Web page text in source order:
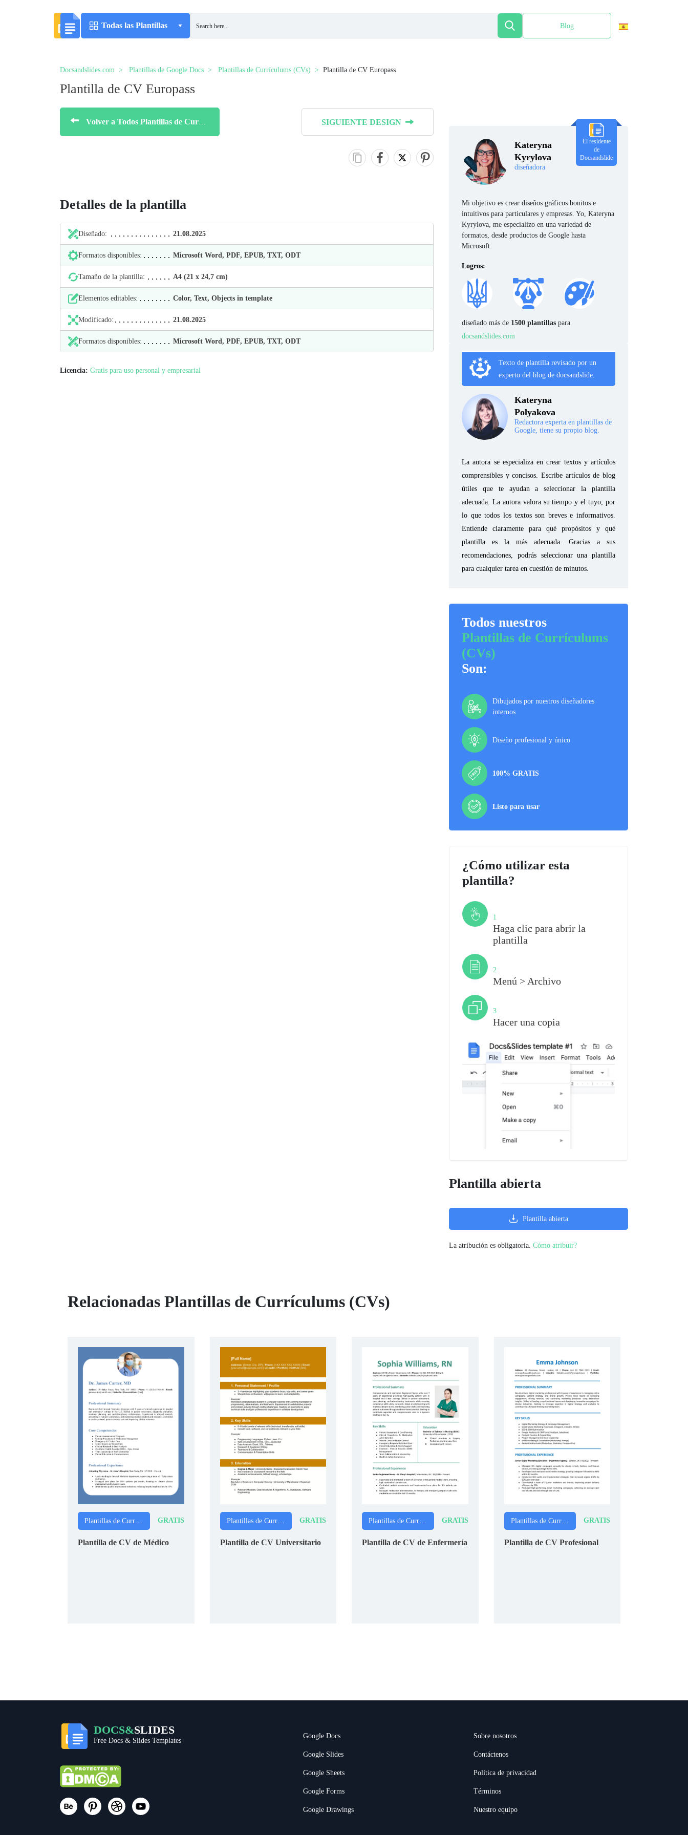
Todas las Plantillas Blog
Docsandslides.com Plantillas de Google Docs Plantillas de Currículums (CVs) Plantilla de CV Europass
Plantilla de CV Europass
Volver a Todos Plantillas de Currículums (CVs) SIGUIENTE DESIGN
Detalles de la plantilla
Diseñado: 21.08.2025
Formatos disponibles: Microsoft Word, PDF, EPUB, TXT, ODT
Tamaño de la plantilla: А4 (21 х 24,7 cm)
Elementos editables: Color, Text, Objects in template
Modificado: 21.08.2025
Formatos disponibles: Microsoft Word, PDF, EPUB, TXT, ODT
Licencia: Gratis para uso personal y empresarial
Kateryna
Kyrylova
diseñadora
El residente
de
Docsandslide
Mi objetivo es crear diseños gráficos bonitos e
intuitivos para particulares y empresas. Yo, Kateryna
Kyrylova, me especializo en una variedad de
formatos, desde productos de Google hasta
Microsoft.
Logros:
diseñado más de 1500 plantillas para
docsandslides.com
Texto de plantilla revisado por un
experto del blog de docsandslide.
Kateryna
Polyakova
Redactora experta en plantillas de
Google, tiene su propio blog.
La autora se especializa en crear textos y artículos
comprensibles y concisos. Escribe artículos de blog
útiles que te ayudan a seleccionar la plantilla
adecuada. La autora valora su tiempo y el tuyo, por
lo que todos los textos son breves e informativos.
Entiende claramente para qué propósitos y qué
plantilla es la más adecuada. Gracias a sus
recomendaciones, podrás seleccionar una plantilla
para cualquier tarea en cuestión de minutos.
Todos nuestros
Plantillas de Currículums
(CVs)
Son:
Dibujados por nuestros diseñadores
internos
Diseño profesional y único
100% GRATIS
Listo para usar
¿Cómo utilizar esta
plantilla?
1
Haga clic para abrir la
plantilla
2
Menú > Archivo
3
Hacer una copia
Plantilla abierta
Plantilla abierta
La atribución es obligatoria. Cómo atribuir?
Relacionadas Plantillas de Currículums (CVs)
GRATIS
Plantilla de CV de Médico
Plantillas de Currículums (CVs) GRATIS
Plantilla de CV Universitario
GRATIS
Plantilla de CV de Enfermería
Plantillas de Currículums (CVs) GRATIS
Plantilla de CV Profesional
DOCS&SLIDES
Free Docs & Slides Templates
Google Docs
Google Slides
Google Sheets
Google Forms
Google Drawings
Sobre nosotros
Contáctenos
Política de privacidad
Términos
Nuestro equipo